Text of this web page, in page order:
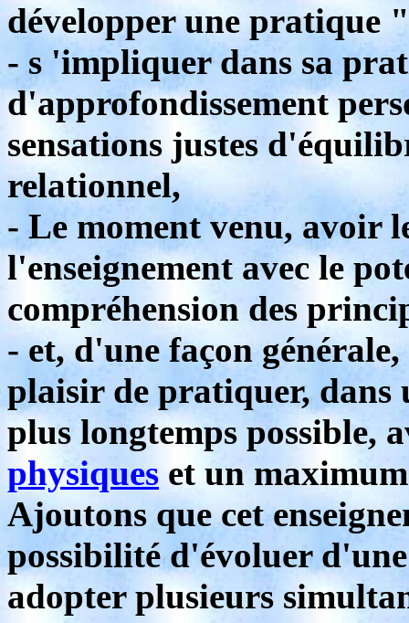
développer une pratique
- s 'impliquer dans sa
d'approfondissement
sensations justes
relationnel,
- Le moment venu, avoir
l'enseignement avec le
compréhension des
- et, d'une façon
plaisir de pratiquer, dans
plus longtemps possible,
physiques et un
Ajoutons que cet
possibilité d'évoluer
adopter plusieurs